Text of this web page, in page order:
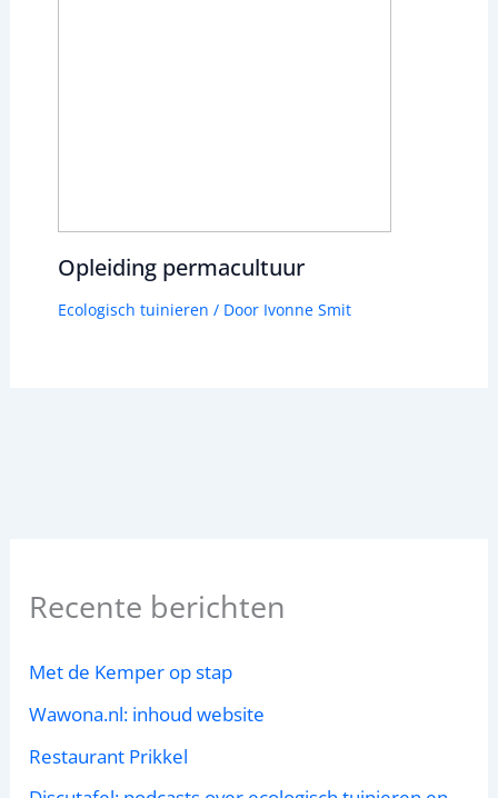
Opleiding permacultuur
Ecologisch tuinieren / Door Ivonne Smit
Recente berichten
Met de Kemper op stap
Wawona.nl: inhoud website
Restaurant Prikkel